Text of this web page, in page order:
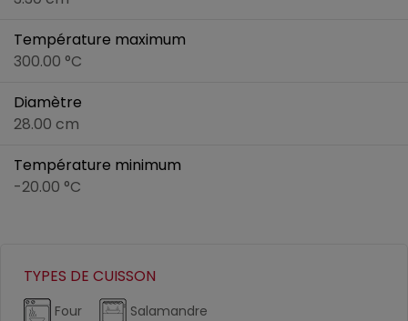
Température maximum
300.00 °C
Diamètre
28.00 cm
Température minimum
-20.00 °C
TYPES DE CUISSON
Four Salamandre